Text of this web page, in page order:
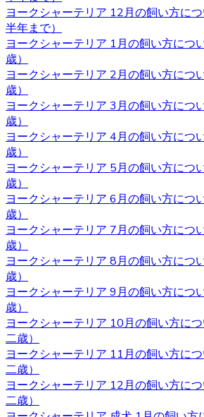
合も性格は飼い主の育て方次第なので
が合って気に入った子がいた場合には
ではないでしょう。
2020.10.30
ヨークシャーテリアは体が小さいため
けで十分な運動になります。高齢者な
行ってあげられるか不安な人にもおす
ヨークシャテリアのストレス発散のた
軽めの散歩に連れていってあげるのが
わからないことがありましたら、ヨー
のブリーダー・ベベドール にご相談く
2020.10.23
ブリーダーから子犬をお迎えする利点
とは異なりブリーダーが一匹一匹の健
きちんと把握しているというところで
どで不安があるときには直接ブリーダ
できます。子犬を飼うのであれば、お
らするのが一番です。ベベドールはヨ
門ブリーダーをしております。ヨーク
えの際にはベベドールにお任せくださ
2020.10.16
子犬を購入するにあたって重要なポイ
ヨークシャーテリア 12月の飼い方に
半年まで）
ヨークシャーテリア 1月の飼い方につ
歳）
ヨークシャーテリア 2月の飼い方につ
歳）
ヨークシャーテリア 3月の飼い方につ
歳）
ヨークシャーテリア 4月の飼い方につ
歳）
ヨークシャーテリア 5月の飼い方につ
歳）
ヨークシャーテリア 6月の飼い方につ
歳）
ヨークシャーテリア 7月の飼い方につ
歳）
ヨークシャーテリア 8月の飼い方につ
歳）
ヨークシャーテリア 9月の飼い方につ
歳）
ヨークシャーテリア 10月の飼い方に
二歳）
ヨークシャーテリア 11月の飼い方に
二歳）
ヨークシャーテリア 12月の飼い方に
二歳）